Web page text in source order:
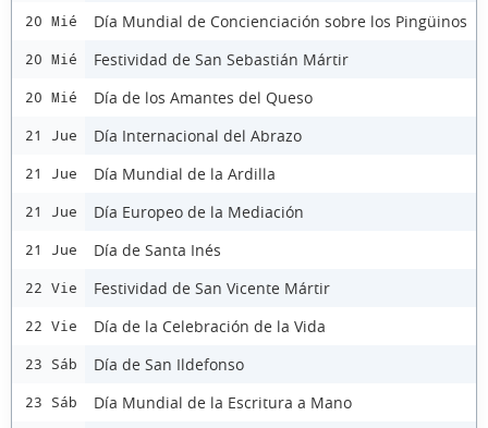
20 Mié Día Mundial de Concienciación sobre los Pingüinos
20 Mié Festividad de San Sebastián Mártir
20 Mié Día de los Amantes del Queso
21 Jue Día Internacional del Abrazo
21 Jue Día Mundial de la Ardilla
21 Jue Día Europeo de la Mediación
21 Jue Día de Santa Inés
22 Vie Festividad de San Vicente Mártir
22 Vie Día de la Celebración de la Vida
23 Sáb Día de San Ildefonso
23 Sáb Día Mundial de la Escritura a Mano